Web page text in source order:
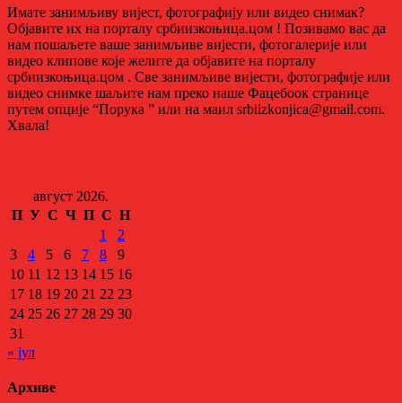
Имате занимљиву вијест, фотографију или видео снимак?
Објавите их на порталу србиизкоњица.цом ! Позивамо вас да
нам пошаљете ваше занимљиве вијести, фотогалерије или
видео клипове које желите да објавите на порталу
србиизкоњица.цом . Све занимљиве вијести, фотографије или
видео снимке шаљите нам преко наше Фацебоок странице
путем опције “Порука ” или на маил srbiizkonjica@gmail.com.
Хвала!
август 2026.
П У С Ч П С Н
1
2
3
4 5 6 7 8
9
10 11 12 13 14 15 16
17 18 19 20 21 22 23
24 25 26 27 28 29 30
31
« јул
Архиве